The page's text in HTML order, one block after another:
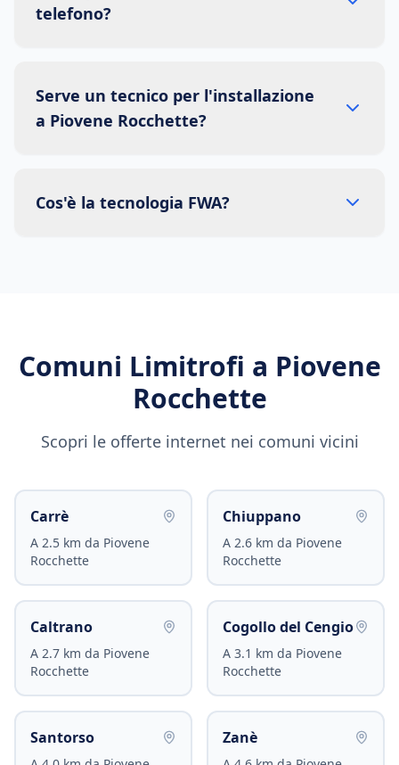
telefono?
Serve un tecnico per l'installazione
a Piovene Rocchette?
Cos'è la tecnologia FWA?
Comuni Limitrofi a Piovene
Rocchette
Scopri le offerte internet nei comuni vicini
Carrè
A 2.5 km da Piovene
Rocchette
Chiuppano
A 2.6 km da Piovene
Rocchette
Caltrano
A 2.7 km da Piovene
Rocchette
Cogollo del Cengio
A 3.1 km da Piovene
Rocchette
Santorso Zanè